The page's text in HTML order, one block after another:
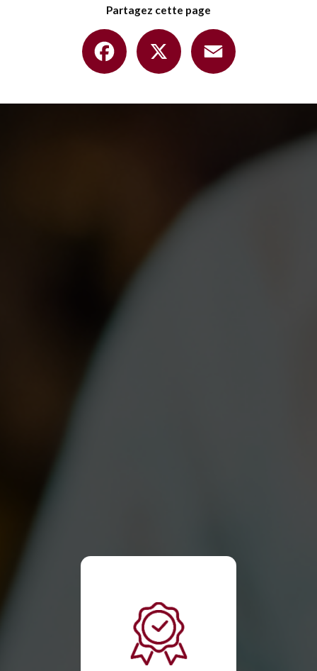
Partagez cette page
Facebook